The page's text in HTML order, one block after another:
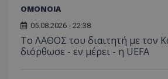
ΟΜΟΝΟΙΑ
05.08.2026 - 22:38
Το ΛΑΘΟΣ του διαιτητή με τον
διόρθωσε - εν μέρει - η UEFA